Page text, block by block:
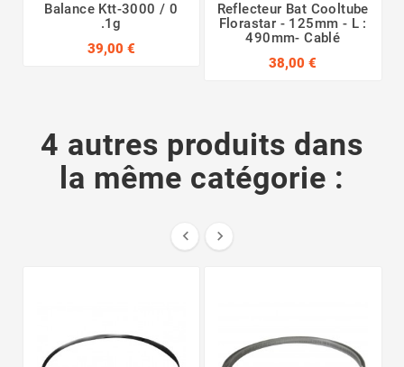
Balance Ktt-3000 / 0
.1g
39,00 €
Reflecteur Bat Cooltube
Florastar - 125mm - L :
490mm- Cablé
38,00 €
4 autres produits dans
la même catégorie :
 